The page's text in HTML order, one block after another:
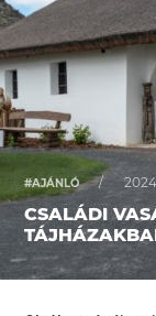
#AJÁNLÓ /
CSALÁDI